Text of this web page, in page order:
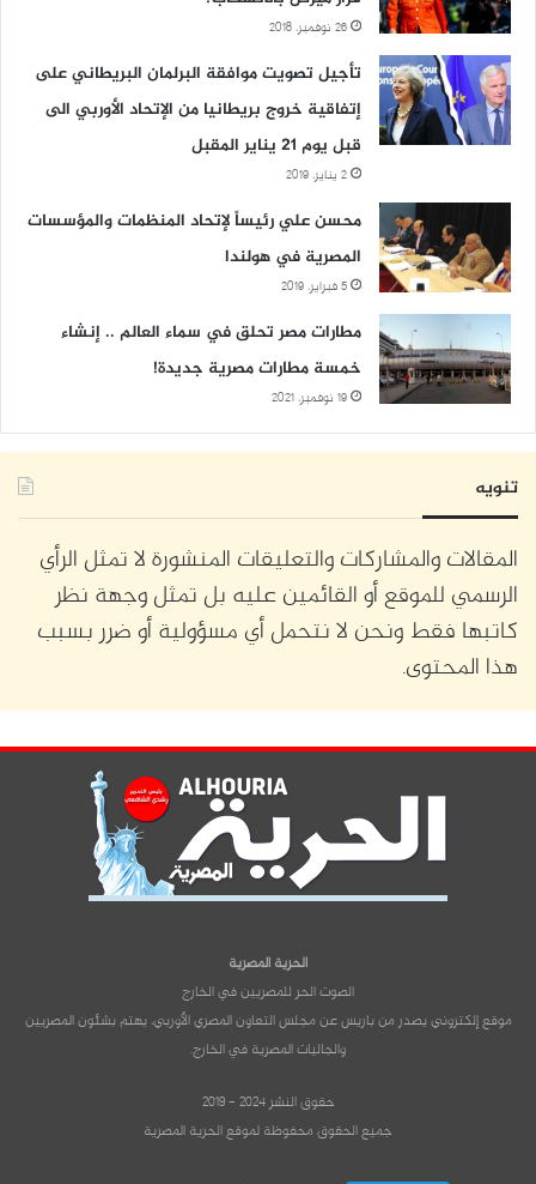
26 نوفمبر، 2018
تأجيل تصويت موافقة البرلمان البريطاني على
إتفاقية خروج بريطانيا من الإتحاد الأوربي الى
قبل يوم 21 يناير المقبل
2 يناير، 2019
محسن علي رئيساً لإتحاد المنظمات والمؤسسات
المصرية في هولندا
5 فبراير، 2019
مطارات مصر تحلق في سماء العالم .. إنشاء
خمسة مطارات مصرية جديدة!
19 نوفمبر، 2021
تنويه
المقالات والمشاركات والتعليقات المنشورة لا تمثل الرأي
الرسمي للموقع أو القائمين عليه بل تمثل وجهة نظر
كاتبها فقط ونحن لا نتحمل أي مسؤولية أو ضرر بسبب
هذا المحتوى.
الحرية المصرية
الصوت الحر للمصريين في الخارج
موقع إلكتروني يصدر من باريس عن مجلس التعاون المصري الأوربي، يهتم بشئون المصريين
والجاليات المصرية في الخارج.
حقوق النشر 2024 - 2019
جميع الحقوق محفوظة لموقع الحرية المصرية